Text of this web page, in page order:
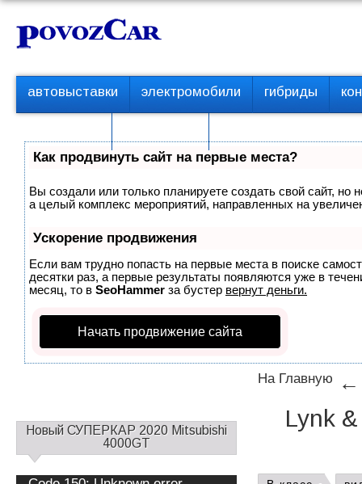
Перейти
контенту
р
о
е
м
е
ю
автовыставки электромобили гибриды
Как продвинуть сайт на первые места?
Вы создали или только планируете создать свой сайт, но
а целый комплекс мероприятий, направленных на
Ускорение продвижения
Если вам трудно попасть на первые места в поиске
десятки раз, а первые результаты появляются уже в
месяц, то в SeoHammer за бустер вернут деньги.
Начать продвижение сайта
На Главную
Lynk
С
д
Новый СУПЕРКАР 2020 Mitsubishi
4000GT